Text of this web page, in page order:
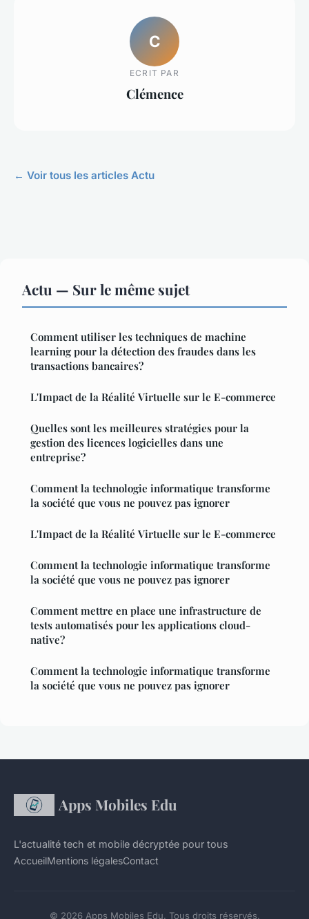
C
ECRIT PAR
Clémence
← Voir tous les articles Actu
Actu — Sur le même sujet
Comment utiliser les techniques de machine
learning pour la détection des fraudes dans les
transactions bancaires?
L'Impact de la Réalité Virtuelle sur le E-commerce
Quelles sont les meilleures stratégies pour la
gestion des licences logicielles dans une
entreprise?
Comment la technologie informatique transforme
la société que vous ne pouvez pas ignorer
L'Impact de la Réalité Virtuelle sur le E-commerce
Comment la technologie informatique transforme
la société que vous ne pouvez pas ignorer
Comment mettre en place une infrastructure de
tests automatisés pour les applications cloud-
native?
Comment la technologie informatique transforme
la société que vous ne pouvez pas ignorer
Apps Mobiles Edu
L'actualité tech et mobile décryptée pour tous
AccueilMentions légalesContact
© 2026 Apps Mobiles Edu. Tous droits réservés.